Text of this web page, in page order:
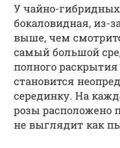
У чайно-
бокаловидная, из-
выше, чем
самый большой
полного
становится
серединку. На
розы расположено
не выглядит как